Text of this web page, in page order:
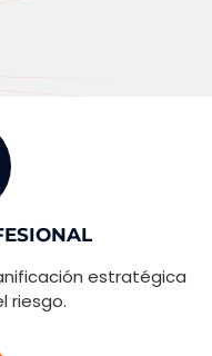
estratégica
riesgo.